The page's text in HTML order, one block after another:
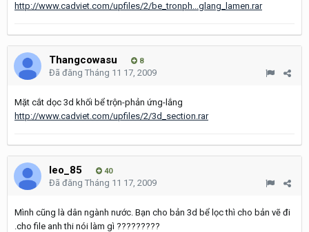
http://www.cadviet.com/upfiles/2/be_tronph...glang_lamen.rar
Thangcowasu 8
Đã đăng Tháng 11 17, 2009
Mặt cắt dọc 3d khối bể trộn-phản ứng-lắng
http://www.cadviet.com/upfiles/2/3d_section.rar
leo_85 40
Đã đăng Tháng 11 17, 2009
Mình cũng là dân ngành nước. Bạn cho bản 3d bể lọc thì cho bản vẽ đi
.cho file anh thi nói làm gì ?????????